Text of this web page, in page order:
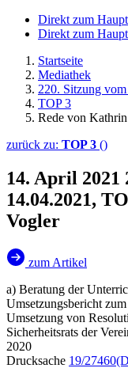
Direkt zum
Direkt zum
Startseite
Mediathek
220. Sitzung
TOP 3
Rede von
zurück zu: TOP 3 ()
14. April 2021
14.04.2021,
Vogler
zum Artikel
a) Beratung der
Umsetzungsbericht
Umsetzung von
Sicherheitsrats der
2020
Drucksache 19/27460